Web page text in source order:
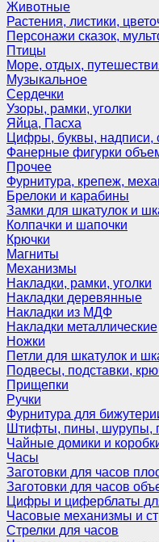
Животные
Растения, листики,
Персонажи сказок,
Птицы
Море, отдых,
Музыкальное
Сердечки
Узоры, рамки, уголки
Яйца, Пасха
Цифры, буквы, надписи,
Фанерные фигурки
Прочее
Фурнитура, крепеж,
Брелоки и карабины
Замки для шкатулок и
Колпачки и шапочки
Крючки
Магниты
Механизмы
Накладки, рамки, уголки
Накладки деревянные
Накладки из МДФ
Накладки металлические
Ножки
Петли для шкатулок и
Подвесы, подставки,
Прищепки
Ручки
Фурнитура для
Штифты, пины, шурупы,
Чайные домики и
Часы
Заготовки для часов
Заготовки для часов
Цифры и циферблаты
Часовые механизмы и
Стрелки для часов